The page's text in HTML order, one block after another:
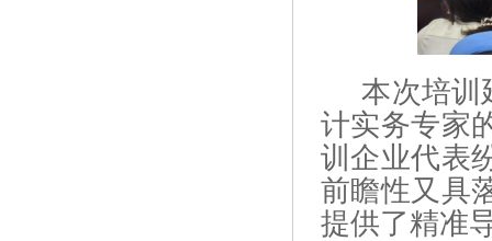
本次培训
计实务专家
训企业代表
前瞻性又具
提供了精准